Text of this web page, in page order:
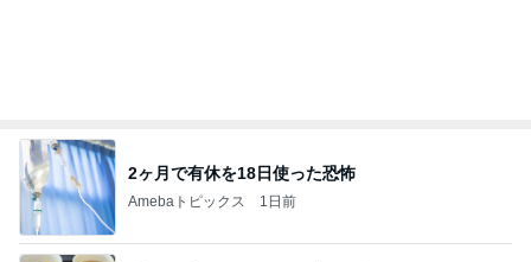
最近の香港で食べて感動したもの、いろいろまと
香港在住えりのおいしい食べ歩きガイド 13日前